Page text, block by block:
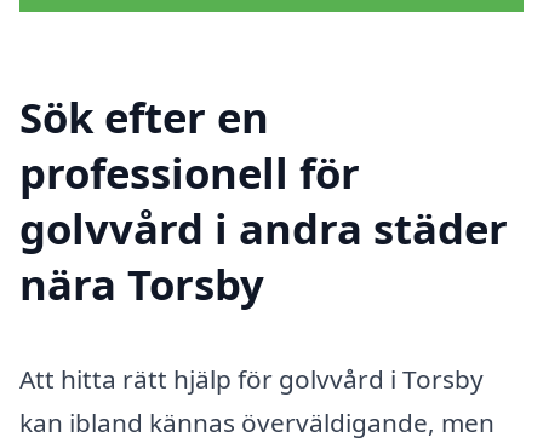
Sök efter en
professionell för
golvvård i andra städer
nära Torsby
Att hitta rätt hjälp för golvvård i Torsby
kan ibland kännas överväldigande, men